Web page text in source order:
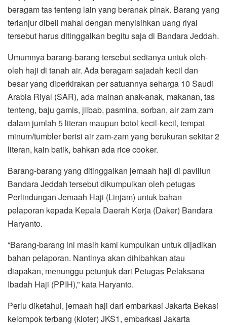
beragam tas tenteng lain yang beranak pinak. Barang yang
terlanjur dibeli mahal dengan menyisihkan uang riyal
tersebut harus ditinggalkan begitu saja di Bandara Jeddah.
Umumnya barang-barang tersebut sedianya untuk oleh-
oleh haji di tanah air. Ada beragam sajadah kecil dan
besar yang diperkirakan per satuannya seharga 10 Saudi
Arabia Riyal (SAR), ada mainan anak-anak, makanan, tas
tenteng, baju gamis, jilbab, pasmina, sorban, air zam zam
dalam jumlah 5 literan maupun botol kecil-kecil, tempat
minum/tumbler berisi air zam-zam yang berukuran sekitar 2
literan, kain batik, bahkan ada rice cooker.
Barang-barang yang ditinggalkan jemaah haji di paviliun
Bandara Jeddah tersebut dikumpulkan oleh petugas
Perlindungan Jemaah Haji (Linjam) untuk bahan
pelaporan kepada Kepala Daerah Kerja (Daker) Bandara
Haryanto.
“Barang-barang ini masih kami kumpulkan untuk dijadikan
bahan pelaporan. Nantinya akan dihibahkan atau
diapakan, menunggu petunjuk dari Petugas Pelaksana
Ibadah Haji (PPIH),” kata Haryanto.
Perlu diketahui, jemaah haji dari embarkasi Jakarta Bekasi
kelompok terbang (kloter) JKS1, embarkasi Jakarta